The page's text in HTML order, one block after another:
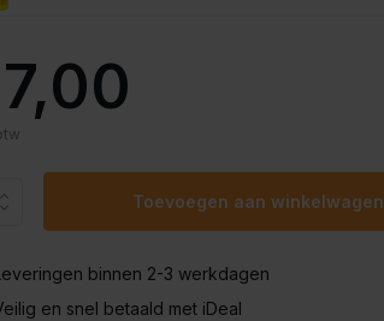
Toevoegen aan winkelwagen
binnen 2-3 werkdagen
en snel betaald met iDeal